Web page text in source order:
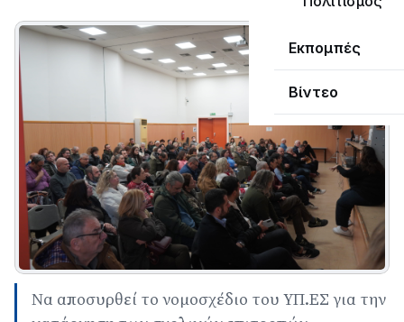
Εκπομπές
Βίντεο
Να αποσυρθεί το νομοσχέδιο του ΥΠ.ΕΣ για την